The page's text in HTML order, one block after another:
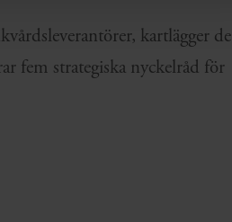
kartlägger de
fem strategiska nyckelråd för